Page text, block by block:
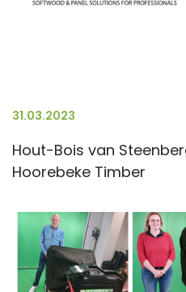
31.03.2023
Hout-Bois van
Hoorebeke Timber